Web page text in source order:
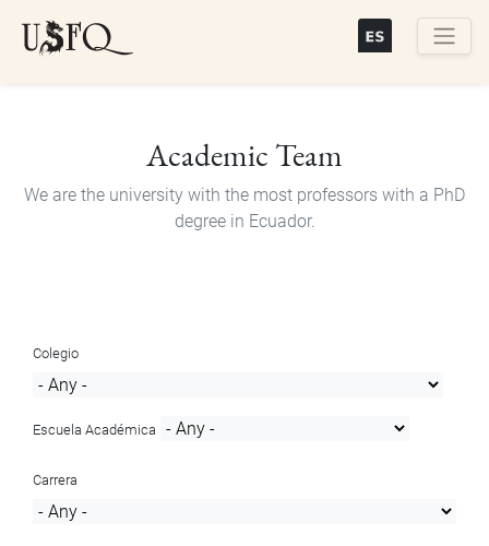
Academic Team
We are the university with the most professors with a PhD
degree in Ecuador.
Colegio
Escuela Académica
Carrera